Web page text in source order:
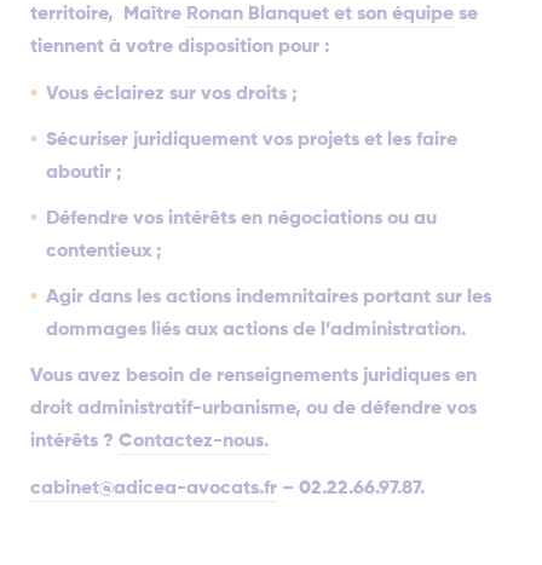
territoire, Maître Ronan Blanquet et son équipe se
tiennent à votre disposition pour :
Vous éclairez sur vos droits ;
Sécuriser juridiquement vos projets et les faire
aboutir ;
Défendre vos intérêts en négociations ou au
contentieux ;
Agir dans les actions indemnitaires portant sur les
dommages liés aux actions de l’administration.
Vous avez besoin de renseignements juridiques en
droit administratif-urbanisme, ou de défendre vos
intérêts ? Contactez-nous.
cabinet@adicea-avocats.fr – 02.22.66.97.87.